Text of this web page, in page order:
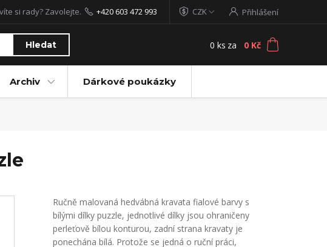
CZK Přihlášení
Hledat
si rady? Zavolejte. +420 603 472 993
0 ks za 0 Kč
Archiv Dárkové poukázky
Ručně malovaná hedvábná kravata fialové barvy s
bílými dílky puzzle, jednotlivé dílky jsou ohraničeny
perleťově bílou konturou, zadní strana kravaty je
ponechána bílá. Protože se jedná o ruční práci,